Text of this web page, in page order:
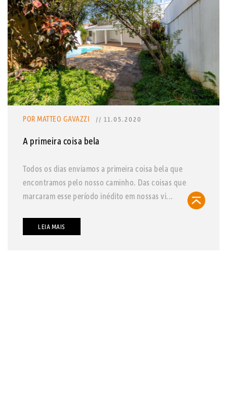
POR MATTEO GAVAZZI // 11.05.2020
A primeira coisa bela
Todos os dias enviamos a primeira coisa bela que
encontramos pelo nosso caminho. Das coisas que
marcaram esse período inédito em nossas vi...
LEIA MAIS